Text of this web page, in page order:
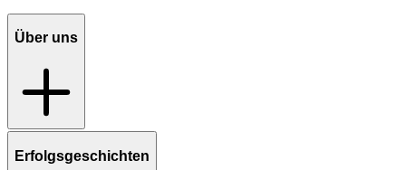
Über uns
Erfolgsgeschichten